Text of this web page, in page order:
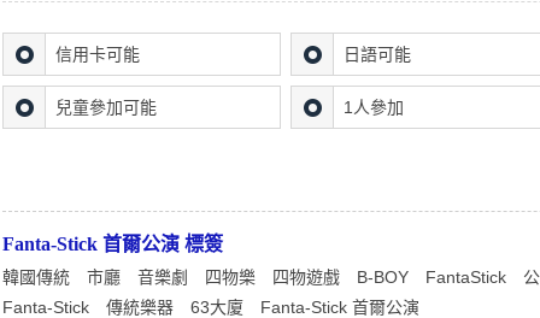
信用卡可能 日語可能
兒童參加可能 1人參加
Fanta-Stick 首爾公演 標簽
韓國傳統 市廳 音樂劇 四物樂 四物遊戲 B-BOY FantaStick
Fanta-Stick
傳統樂器 63大廈 Fanta-Stick 首爾公演